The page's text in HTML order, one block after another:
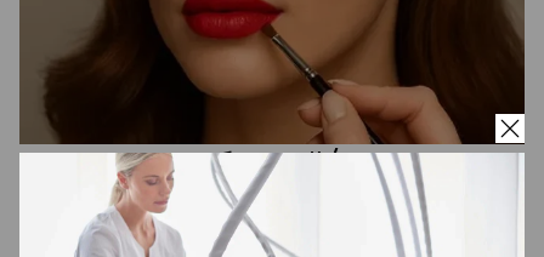
Счастье для бровей/ресниц
(ботокс)
250 000 сум